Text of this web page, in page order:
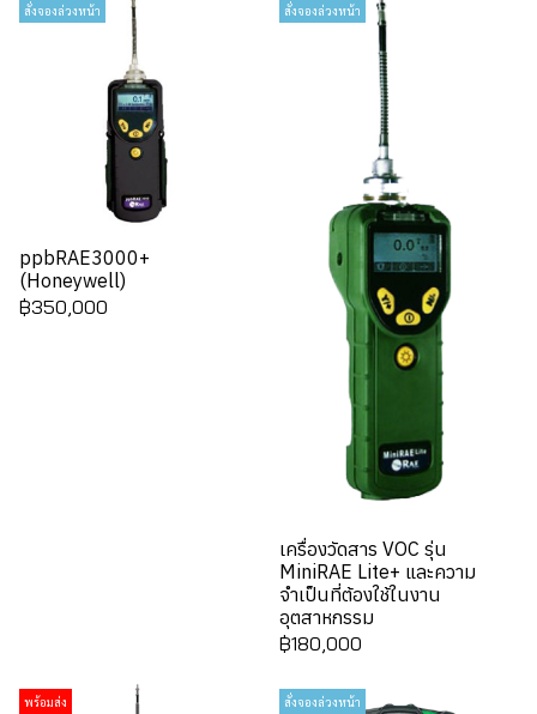
สั่งจองล่วงหน้า
ppbRAE3000+
(Honeywell)
฿350,000
สั่งจองล่วงหน้า
เครื่องวัดสาร VOC รุ่น
MiniRAE Lite+ และความ
จำเป็นที่ต้องใช้ในงาน
อุตสาหกรรม
฿180,000
พร้อมส่ง สั่งจองล่วงหน้า